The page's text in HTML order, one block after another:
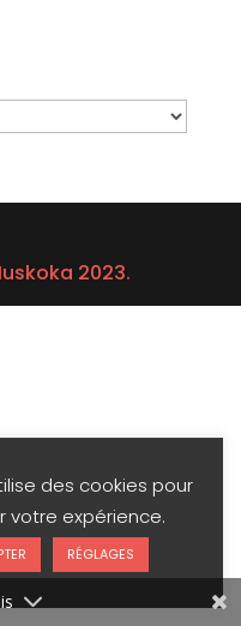
2023.
des cookies pour
votre expérience.
RÉGLAGES